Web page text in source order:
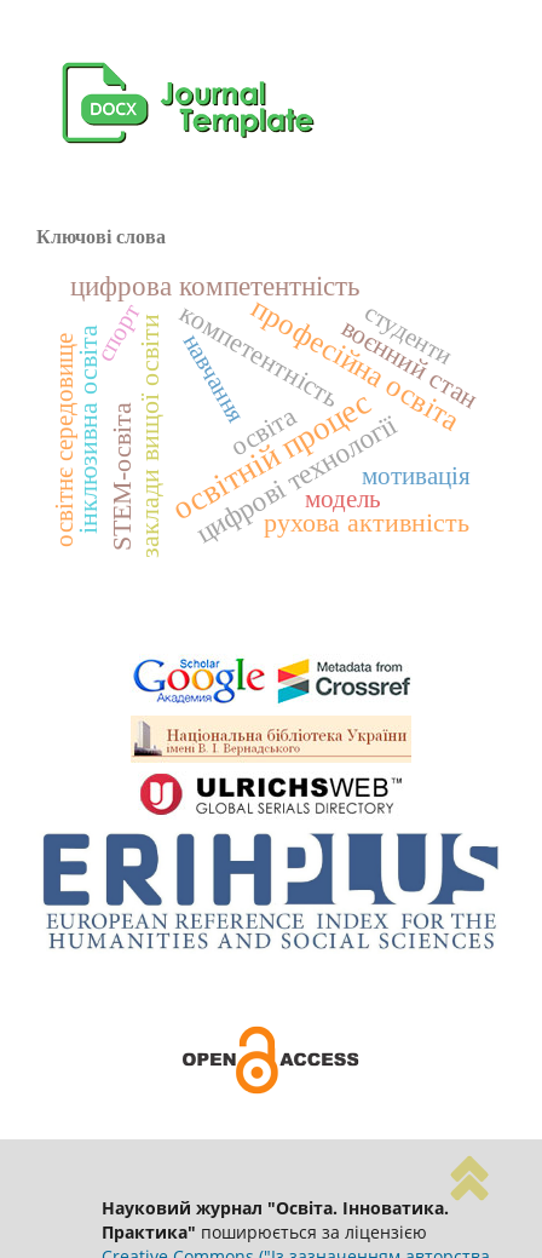
Ключові слова
освітній процес
професійна освіта
цифрова компетентність
цифрові технології
освіта
компетентність
заклади вищої освіти
STEM-освіта
інклюзивна освіта рухова активність
воєнний стан
навчання студенти
освітнє середовище модель
мотивація
спорт
Науковий журнал "Освіта. Інноватика.
Практика" поширюється за ліцензією